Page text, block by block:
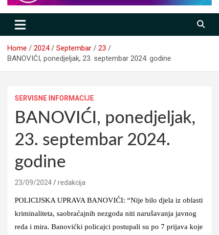
Home 2024 Septembar
23
BANOVIĆI, ponedjeljak, 23. septembar 2024. godine
SERVISNE INFORMACIJE
BANOVIĆI, ponedjeljak,
23. septembar 2024.
godine
23/09/2024 redakcija
POLICIJSKA UPRAVA BANOVIĆI: “Nije bilo djela iz oblasti
kriminaliteta, saobraćajnih nezgoda niti narušavanja javnog
reda i mira. Banovićki policajci postupali su po 7 prijava koje